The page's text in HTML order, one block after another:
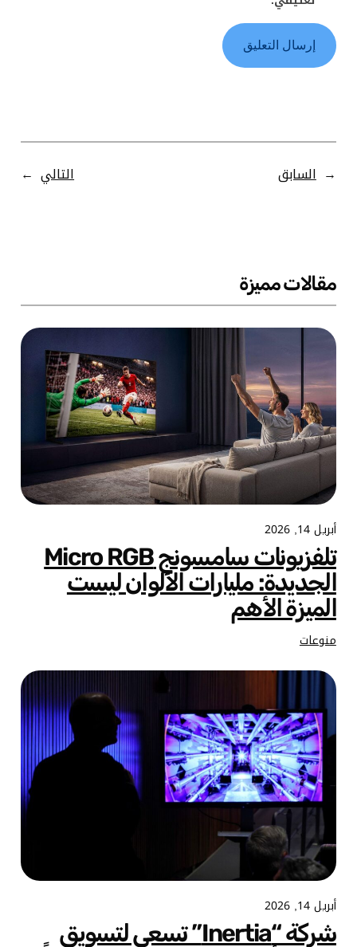
← السابق التالي →
مقالات مميزة
أبريل 14, 2026
تلفزيونات سامسونج Micro RGB
الجديدة: مليارات الألوان ليست
الميزة الأهم
منوعات
أبريل 14, 2026
شركة “Inertia” تسعى لتسويق